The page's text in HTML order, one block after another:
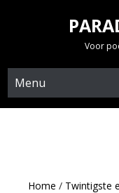
Voor
Menu
Home / Twintigste